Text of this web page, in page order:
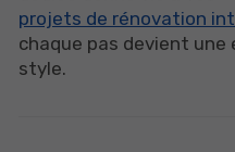
projets de rénovation
chaque pas devient
style.